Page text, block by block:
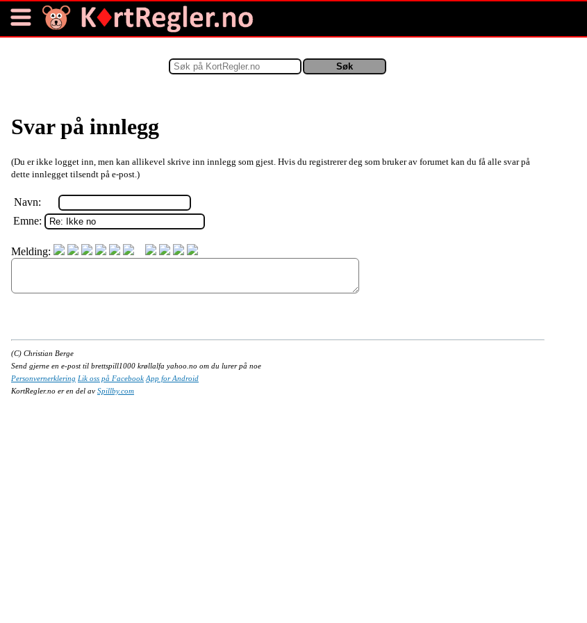
Svar på innlegg
(Du er ikke logget inn, men kan allikevel skrive inn innlegg som gjest. Hvis du registrerer deg som bruker av forumet kan du få alle svar på
dette innlegget tilsendt på e-post.)
Navn:
Emne:
Melding:
(C) Christian Berge
Send gjerne en e-post til brettspill1000 krøllalfa yahoo.no om du lurer på noe
Personvernerklering Lik oss på Facebook App for Android
KortRegler.no er en del av Spillby.com